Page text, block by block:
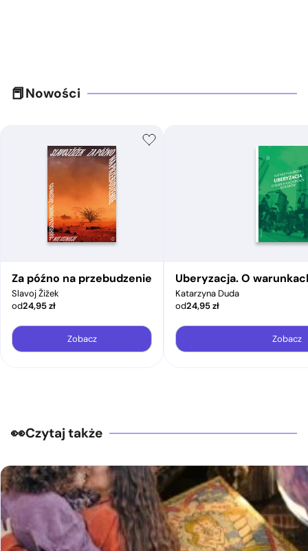
Nowości
Za późno na przebudzenie
Slavoj Žižek
od24,95zł
Zobacz
Uberyzacja. O
Katarzyna Duda
od24,95zł
Zobacz
Czytaj także